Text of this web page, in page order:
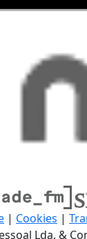
| Cookies |
Lda. &